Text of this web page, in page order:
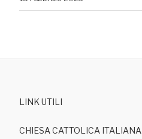
LINK UTILI
CHIESA CATTOLICA ITALIANA